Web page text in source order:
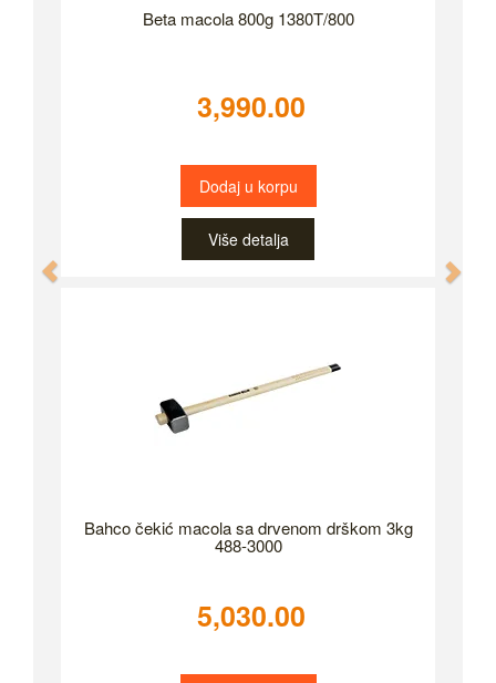
Beta macola 800g 1380T/800
3,990.00
Dodaj u korpu
Više detalja
Bahco čekić macola sa drvenom drškom 3kg
488-3000
5,030.00